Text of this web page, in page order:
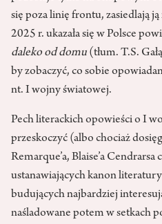
się poza linię frontu, zasiedlają
2025 r. ukazała się w Polsce
daleko od domu (tłum. T.S.
by zobaczyć, co sobie
nt. I wojny światowej.
Pech literackich opowieści o I
przeskoczyć (albo chociaż
Remarque’a, Blaise’a
ustanawiających kanon
budujących najbardziej
naśladowane potem w setkach